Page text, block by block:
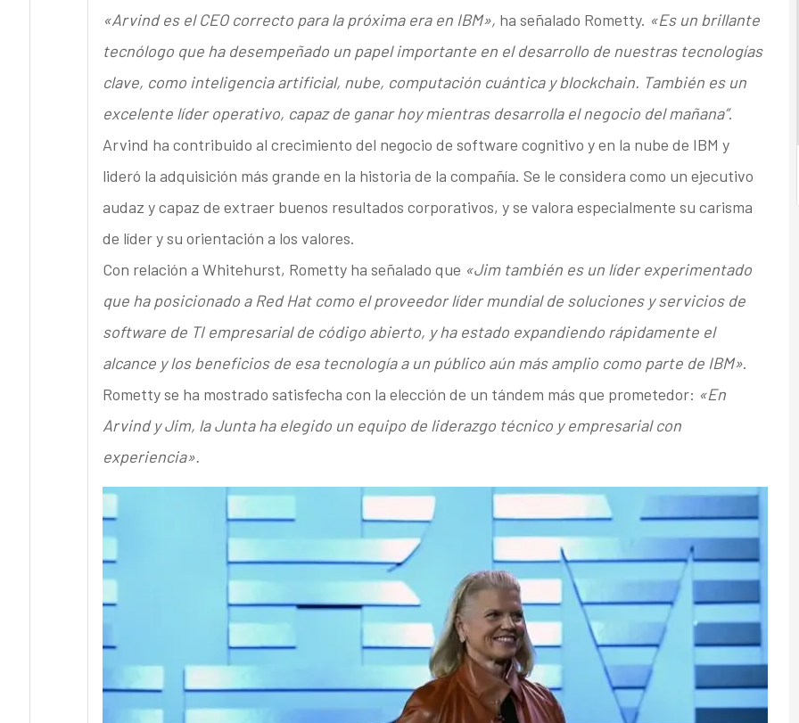
«Arvind es el CEO correcto para la próxima era en IBM», ha señalado Rometty. «Es un brillante
tecnólogo que ha desempeñado un papel importante en el desarrollo de nuestras tecnologías
clave, como inteligencia artificial, nube, computación cuántica y blockchain. También es un
excelente líder operativo, capaz de ganar hoy mientras desarrolla el negocio del mañana”.
Arvind ha contribuido al crecimiento del negocio de software cognitivo y en la nube de IBM y
lideró la adquisición más grande en la historia de la compañía. Se le considera como un ejecutivo
audaz y capaz de extraer buenos resultados corporativos, y se valora especialmente su carisma
de líder y su orientación a los valores.
Con relación a Whitehurst, Rometty ha señalado que «Jim también es un líder experimentado
que ha posicionado a Red Hat como el proveedor líder mundial de soluciones y servicios de
software de TI empresarial de código abierto, y ha estado expandiendo rápidamente el
alcance y los beneficios de esa tecnología a un público aún más amplio como parte de IBM».
Rometty se ha mostrado satisfecha con la elección de un tándem más que prometedor: «En
Arvind y Jim, la Junta ha elegido un equipo de liderazgo técnico y empresarial con
experiencia».